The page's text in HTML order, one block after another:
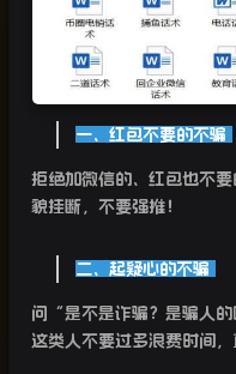
一、红包不要的不骗
拒绝加微信的、红包也不
貌挂断，不要强推！
二、起疑心的不骗
问“是不是诈骗？是骗人
这类人不要过多浪费时间，